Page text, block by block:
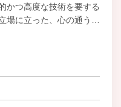
かつ高度な技術を要する
場に立った、心の通う